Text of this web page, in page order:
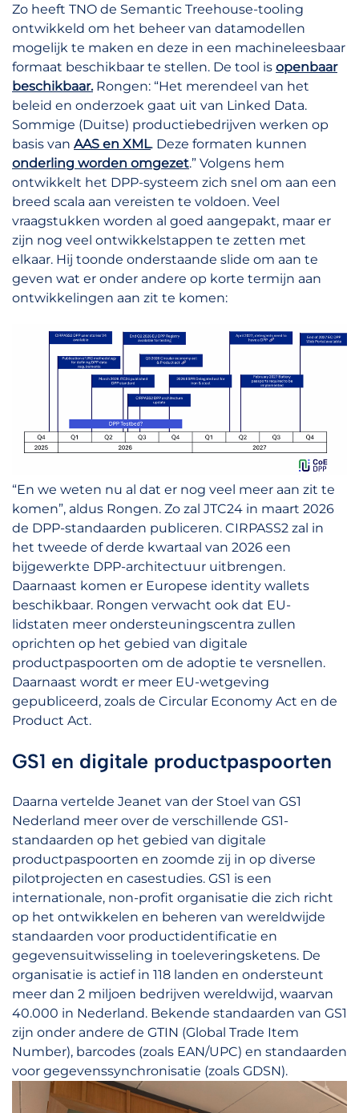
Zo heeft TNO de Semantic Treehouse-tooling
ontwikkeld om het beheer van datamodellen
mogelijk te maken en deze in een machineleesbaar
formaat beschikbaar te stellen. De tool is openbaar
beschikbaar.Rongen: “Het merendeel van het
beleid en onderzoek gaat uit van Linked Data.
Sommige (Duitse) productiebedrijven werken op
basis van AAS en XML. Deze formaten kunnen
onderling worden omgezet.” Volgens hem
ontwikkelt het DPP-systeem zich snel om aan een
breed scala aan vereisten te voldoen. Veel
vraagstukken worden al goed aangepakt, maar er
zijn nog veel ontwikkelstappen te zetten met
elkaar. Hij toonde onderstaande slide om aan te
geven wat er onder andere op korte termijn aan
ontwikkelingen aan zit te komen:
“En we weten nu al dat er nog veel meer aan zit te
komen”, aldus Rongen. Zo zal JTC24 in maart 2026
de DPP-standaarden publiceren. CIRPASS2 zal in
het tweede of derde kwartaal van 2026 een
bijgewerkte DPP-architectuur uitbrengen.
Daarnaast komen er Europese identity wallets
beschikbaar. Rongen verwacht ook dat EU-
lidstaten meer ondersteuningscentra zullen
oprichten op het gebied van digitale
productpaspoorten om de adoptie te versnellen.
Daarnaast wordt er meer EU-wetgeving
gepubliceerd, zoals de Circular Economy Act en de
Product Act.
GS1 en digitale productpaspoorten
Daarna vertelde Jeanet van der Stoel van GS1
Nederland meer over de verschillende GS1-
standaarden op het gebied van digitale
productpaspoorten en zoomde zij in op diverse
pilotprojecten en casestudies. GS1 is een
internationale, non-profit organisatie die zich richt
op het ontwikkelen en beheren van wereldwijde
standaarden voor productidentificatie en
gegevensuitwisseling in toeleveringsketens. De
organisatie is actief in 118 landen en ondersteunt
meer dan 2 miljoen bedrijven wereldwijd, waarvan
40.000 in Nederland. Bekende standaarden van GS1
zijn onder andere de GTIN (Global Trade Item
Number), barcodes (zoals EAN/UPC) en standaarden
voor gegevenssynchronisatie (zoals GDSN).